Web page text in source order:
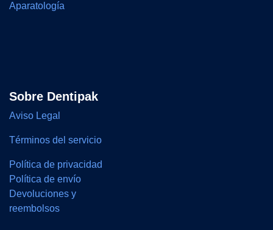
Aparatología
Sobre Dentipak
Aviso Legal
Términos del servicio
Política de privacidad
Política de envío
Devoluciones y
reembolsos